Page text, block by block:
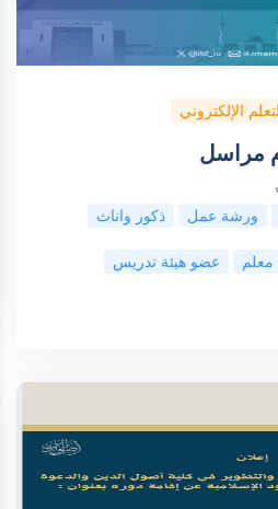
الإلكتروني
مراسل
ورشة عمل ذكور واناث
معلم عضو هيئة تدريس